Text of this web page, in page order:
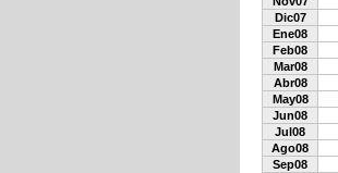
Dic07
Ene08
Feb08
Mar08
Abr08
May08
Jun08
Jul08
Ago08
Sep08